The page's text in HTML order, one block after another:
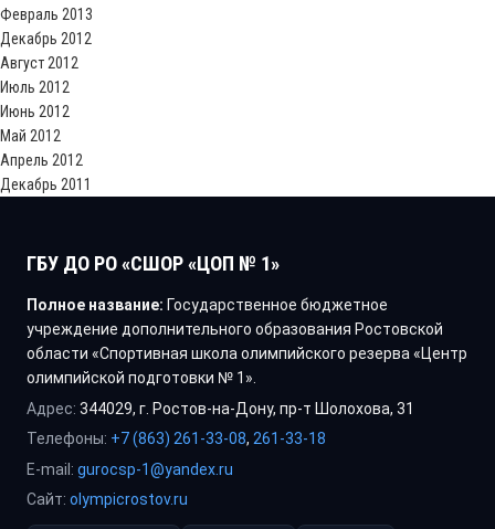
Февраль 2013
Декабрь 2012
Август 2012
Июль 2012
Июнь 2012
Май 2012
Апрель 2012
Декабрь 2011
ГБУ ДО РО «СШОР «ЦОП № 1»
Полное название: Государственное бюджетное
учреждение дополнительного образования Ростовской
области «Спортивная школа олимпийского резерва «Центр
олимпийской подготовки № 1».
Адрес: 344029, г. Ростов-на-Дону, пр-т Шолохова, 31
Телефоны: +7 (863) 261-33-08, 261-33-18
E-mail: gurocsp-1@yandex.ru
Сайт: olympicrostov.ru